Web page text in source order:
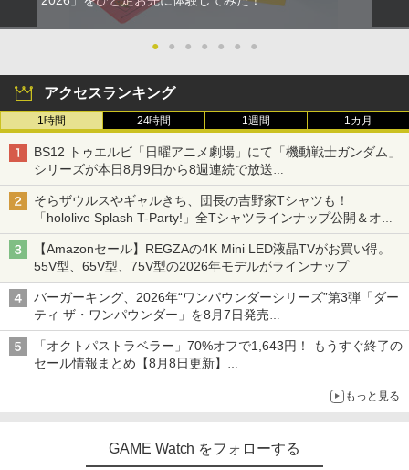
● ● ● ● ● ● ●
アクセスランキング
1時間 24時間 1週間 1カ月
BS12 トゥエルビ「日曜アニメ劇場」にて「機動戦士ガンダム」
シリーズが本日8月9日から8週連続で放送
初回は「機動戦士ガンダム【HDリマスター版】」
そらザウルスやギャルきち、団長の吉野家Tシャツも！
「hololive Splash T-Party!」全Tシャツラインナップ公開＆オン
ライン販売開始
【Amazonセール】REGZAの4K Mini LED液晶TVがお買い得。
55V型、65V型、75V型の2026年モデルがラインナップ
バーガーキング、2026年“ワンパウンダーシリーズ”第3弾「ダー
ティ ザ・ワンパウンダー」を8月7日発売
「特製ガーリックマヨソース」を使用した超大型チーズバーガー
「オクトパストラベラー」70%オフで1,643円！ もうすぐ終了の
セール情報まとめ【8月8日更新】
もっと見る
GAME Watch をフォローする